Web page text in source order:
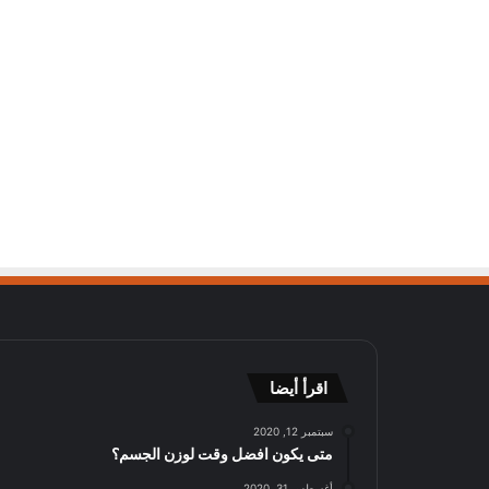
اقرأ أيضا
سبتمبر 12, 2020
متى يكون افضل وقت لوزن الجسم؟